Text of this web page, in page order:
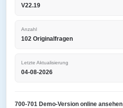
V22.19
Anzahl
102 Originalfragen
Letzte Aktualisierung
04-08-2026
700-701 Demo-Version online ansehen